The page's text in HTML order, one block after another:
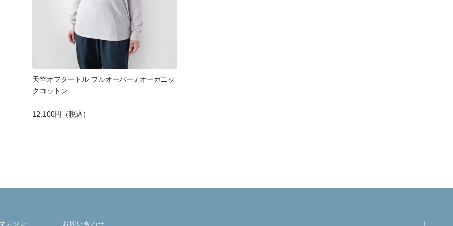
天竺オフタートル プルオーバー / オーガニッ
クコットン
12,100円（税込）
ガジン お問い合わせ